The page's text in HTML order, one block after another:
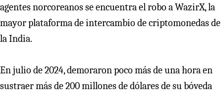
agentes norcoreanos se encuentra el robo a WazirX, la
mayor plataforma de intercambio de criptomonedas de
la India.
En julio de 2024, demoraron poco más de una hora en
sustraer más de 200 millones de dólares de su bóveda